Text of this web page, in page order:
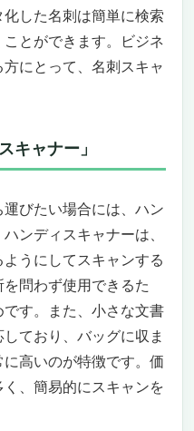
した名刺は簡単に検索
とができます。ビジネ
にとって、名刺スキャ
キャナー」
びたい場合には、ハン
ンディスキャナーは、
うにしてスキャンする
問わず使用できるた
す。また、小さな文書
ており、バッグに収ま
高いのが特徴です。価
、簡易的にスキャンを